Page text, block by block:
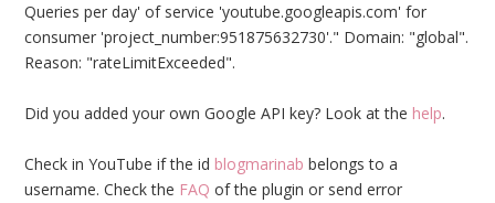
Queries per day' of service 'youtube.googleapis.com' for
consumer 'project_number:951875632730'." Domain: "global".
Reason: "rateLimitExceeded".
Did you added your own Google API key? Look at the help.
Check in YouTube if the id blogmarinab belongs to a
username. Check the FAQ of the plugin or send error